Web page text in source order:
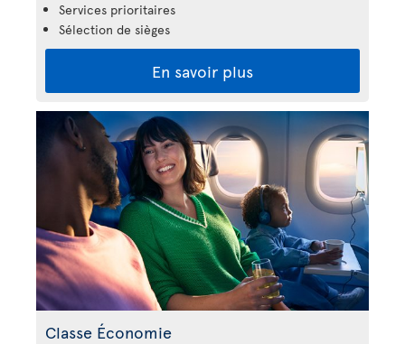
Services prioritaires
Sélection de sièges
En savoir plus
Classe Économie